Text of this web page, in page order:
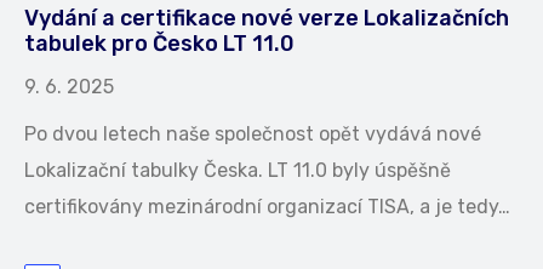
Vydání a certifikace nové verze Lokalizačních
tabulek pro Česko LT 11.0
9. 6. 2025
Po dvou letech naše společnost opět vydává nové
Lokalizační tabulky Česka. LT 11.0 byly úspěšně
certifikovány mezinárodní organizací TISA, a je tedy…